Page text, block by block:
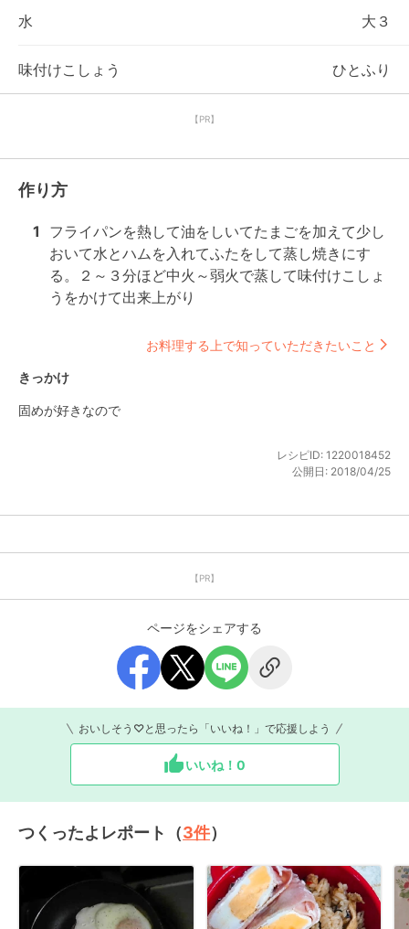
水 大３
味付けこしょう ひとふり
【PR】
作り方
1
フライパンを熱して油をしいてたまごを加えて少し
おいて水とハムを入れてふたをして蒸し焼きにす
る。２～３分ほど中火～弱火で蒸して味付けこしょ
うをかけて出来上がり
お料理する上で知っていただきたいこと
きっかけ
固めが好きなので
レシピID: 1220018452
公開日: 2018/04/25
【PR】
ページをシェアする
おいしそう♡と思ったら「いいね！」で応援しよう
いいね！ 0
つくったよレポート（3件）